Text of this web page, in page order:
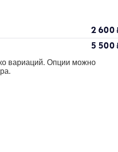
2 600
5 500
вариаций. Опции можно